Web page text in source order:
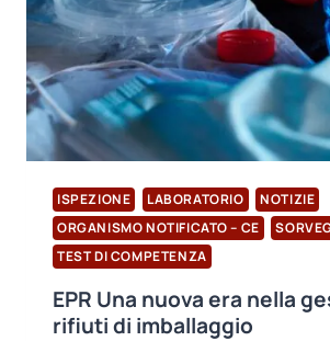
ISPEZIONE LABORATORIO
NOTIZIE
ORGANISMO NOTIFICATO – CE
TEST DI COMPETENZA
EPR Una nuova era nella
rifiuti di imballaggio